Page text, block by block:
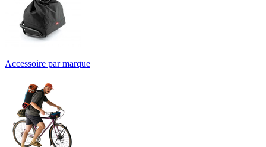
Accessoire par marque